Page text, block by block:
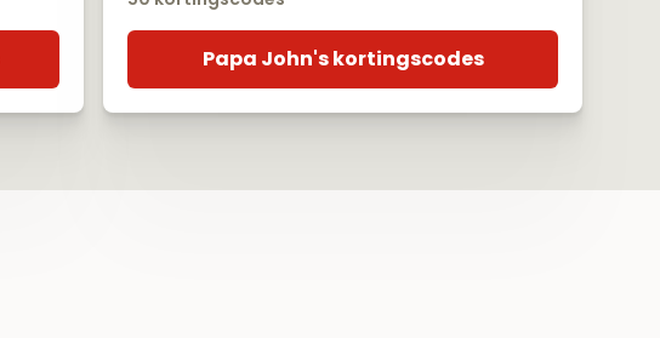
Papa John's kortingscodes